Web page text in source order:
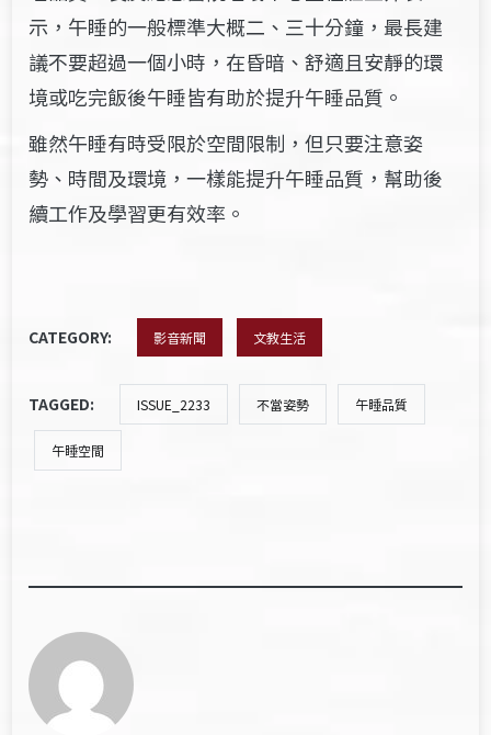
示，午睡的一般標準大概二、三十分鐘 ， 最長建
議不要超過一個小時，在昏暗、舒適且安靜的環
境或吃完飯後午睡皆有助於提升午睡品質。
雖然午睡有時受限於空間限制，但只要注意姿
勢、時間及環境，一樣能提升午睡品質，幫助後
續工作及學習更有效率。
CATEGORY: 影音新聞 文教生活
TAGGED: ISSUE_2233 不當姿勢 午睡品質
午睡空間